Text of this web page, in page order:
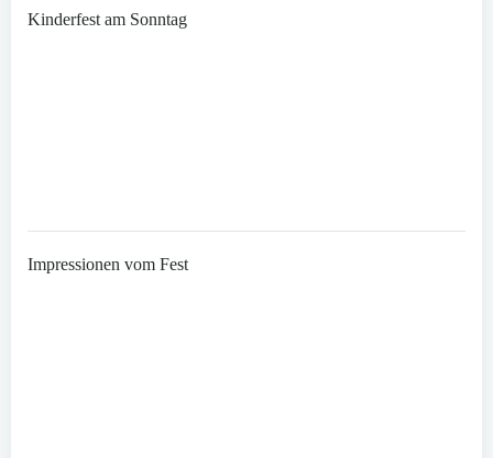
Kinderfest am Sonntag
Impressionen vom Fest